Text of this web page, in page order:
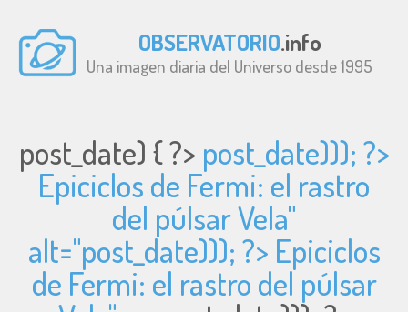
OBSERVATORIO.info
Una imagen diaria del Universo desde 1995
post_date) { ?> post_date))); ?>
Epiciclos de Fermi: el rastro
del púlsar Vela"
alt="post_date))); ?> Epiciclos
de Fermi: el rastro del púlsar